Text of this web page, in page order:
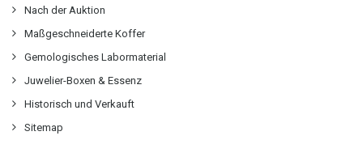
Nach der Auktion
Maßgeschneiderte Koffer
Gemologisches Labormaterial
Juwelier-Boxen & Essenz
Historisch und Verkauft
Sitemap